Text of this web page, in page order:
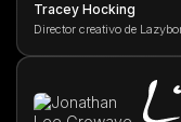
Tracey Hocking
Director creativo de